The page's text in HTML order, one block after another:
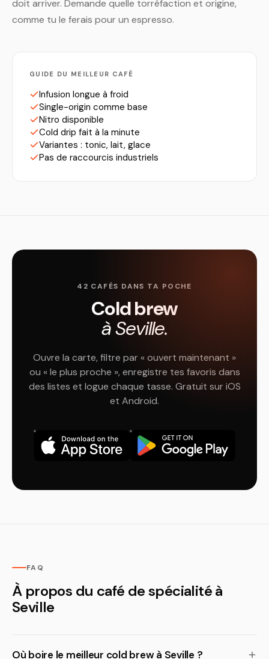
doit arriver. Demande quelle torréfaction et origine,
comme tu le ferais pour un espresso.
GUIDE DU MEILLEUR CAFÉ
Infusion longue à froid
Single-origin comme base
Nitro disponible
Cold drip fait à la minute
Variantes : tonic, lait, glace
Pas de raccourcis industriels
42 CAFÉS DANS TA POCHE
Cold brew
à Seville.
Ouvre la carte, filtre par « ouvert maintenant »
ou « le plus proche », enregistre tes favoris dans
des listes et logue chaque tasse. Gratuit sur iOS
et Android.
FAQ
À propos du café de spécialité à
Seville
Où boire le meilleur cold brew à Seville ?